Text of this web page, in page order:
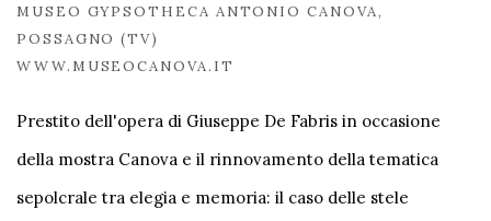
MUSEO GYPSOTHECA ANTONIO CANOVA,
POSSAGNO (TV)
WWW.MUSEOCANOVA.IT
Prestito dell'opera di Giuseppe De Fabris in occasione
della mostra Canova e il rinnovamento della tematica
sepolcrale tra elegia e memoria: il caso delle stele